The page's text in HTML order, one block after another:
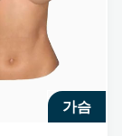
가슴